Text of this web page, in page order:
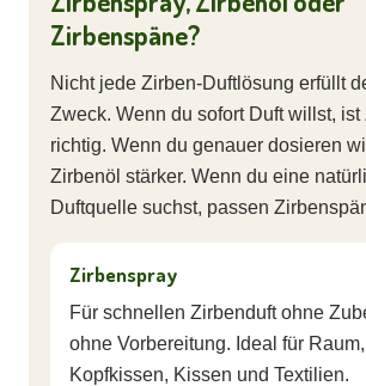
Zirbenspäne?
Nicht jede Zirben-Duftlösung erfüllt
Zweck. Wenn du sofort Duft willst,
richtig. Wenn du genauer dosieren
Zirbenöl stärker. Wenn du eine
Duftquelle suchst, passen
Zirbenspray
Für schnellen Zirbenduft ohne
ohne Vorbereitung. Ideal für Raum,
Kopfkissen, Kissen und Textilien.